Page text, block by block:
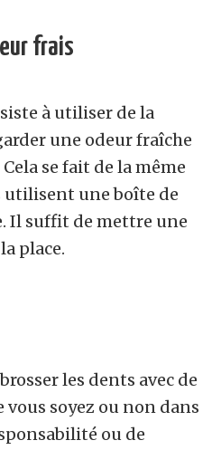
frais
à utiliser de la
une odeur fraîche
se fait de la même
utilisent une boîte de
Il suffit de mettre une
place.
les dents avec de
vous soyez ou non dans
ou de